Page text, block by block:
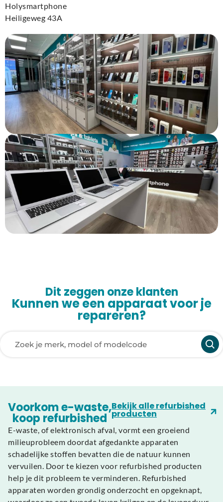
Holysmartphone
Heiligeweg 43A
Dit zeggen onze klanten
Kunnen we een apparaat voor je
repareren?
Voorkom e-waste,
koop refurbished
Bekijk alle refurbished
producten
E-waste, of elektronisch afval, vormt een groeiend
milieuprobleem doordat afgedankte apparaten
schadelijke stoffen bevatten die de natuur kunnen
vervuilen. Door te kiezen voor refurbished producten
help je dit probleem te verminderen. Refurbished
apparaten worden grondig onderzocht en opgeknapt,